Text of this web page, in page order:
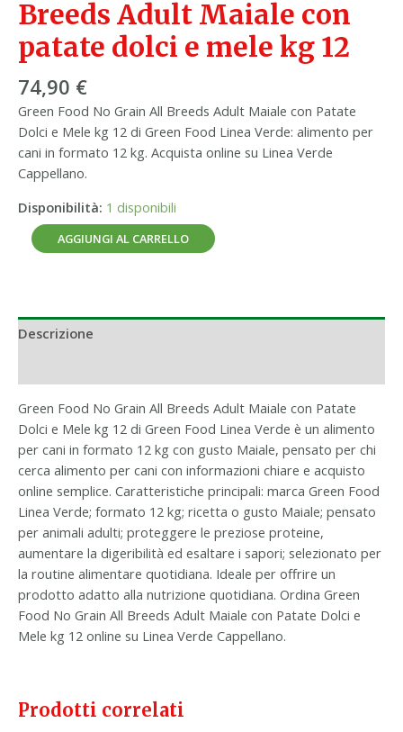
Breeds Adult Maiale con
patate dolci e mele kg 12
74,90 €
Green Food No Grain All Breeds Adult Maiale con Patate
Dolci e Mele kg 12 di Green Food Linea Verde: alimento per
cani in formato 12 kg. Acquista online su Linea Verde
Cappellano.
Disponibilità: 1 disponibili
kg
12
quantità
AGGIUNGI AL CARRELLO
Descrizione
Green Food No Grain All Breeds Adult Maiale con Patate
Dolci e Mele kg 12 di Green Food Linea Verde è un alimento
per cani in formato 12 kg con gusto Maiale, pensato per chi
cerca alimento per cani con informazioni chiare e acquisto
online semplice. Caratteristiche principali: marca Green Food
Linea Verde; formato 12 kg; ricetta o gusto Maiale; pensato
per animali adulti; proteggere le preziose proteine,
aumentare la digeribilità ed esaltare i sapori; selezionato per
la routine alimentare quotidiana. Ideale per offrire un
prodotto adatto alla nutrizione quotidiana. Ordina Green
Food No Grain All Breeds Adult Maiale con Patate Dolci e
Mele kg 12 online su Linea Verde Cappellano.
Prodotti correlati